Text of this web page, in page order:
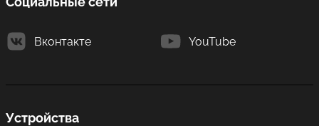
Вконтакте YouTube
Устройства